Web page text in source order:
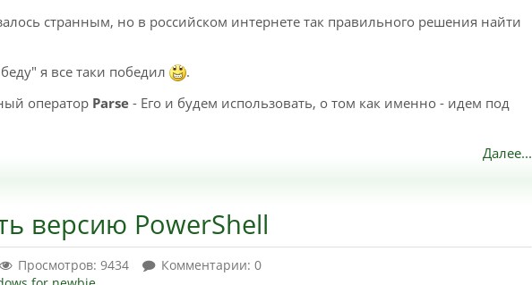
странным, но в российском интернете так правильного решения найти
я все таки победил
.
оператор Parse - Его и будем использовать, о том как именно - идем под
Далее...
версию PowerShell
Просмотров: 9434
Комментарии: 0